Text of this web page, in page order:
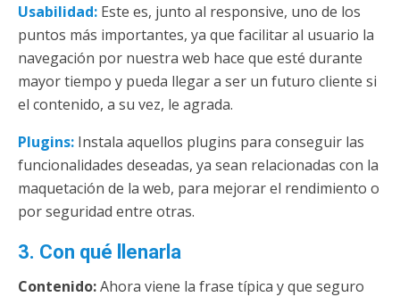
Usabilidad: Este es, junto al responsive, uno de los
puntos más importantes, ya que facilitar al usuario la
navegación por nuestra web hace que esté durante
mayor tiempo y pueda llegar a ser un futuro cliente si
el contenido, a su vez, le agrada.
Plugins: Instala aquellos plugins para conseguir las
funcionalidades deseadas, ya sean relacionadas con la
maquetación de la web, para mejorar el rendimiento o
por seguridad entre otras.
3. Con qué llenarla
Contenido:Ahora viene la frase típica y que seguro